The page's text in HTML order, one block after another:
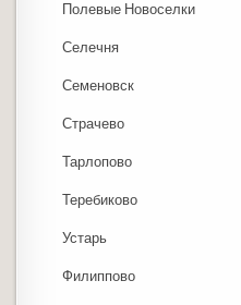
Полевые Новоселки
Селечня
Семеновск
Страчево
Тарлопово
Теребиково
Устарь
Филиппово